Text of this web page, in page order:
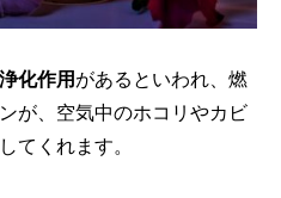
浄化作用があるといわれ、燃
が、空気中のホコリやカビ
てくれます。